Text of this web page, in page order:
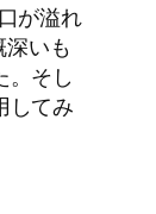
が溢れ
いも
。そし
してみ